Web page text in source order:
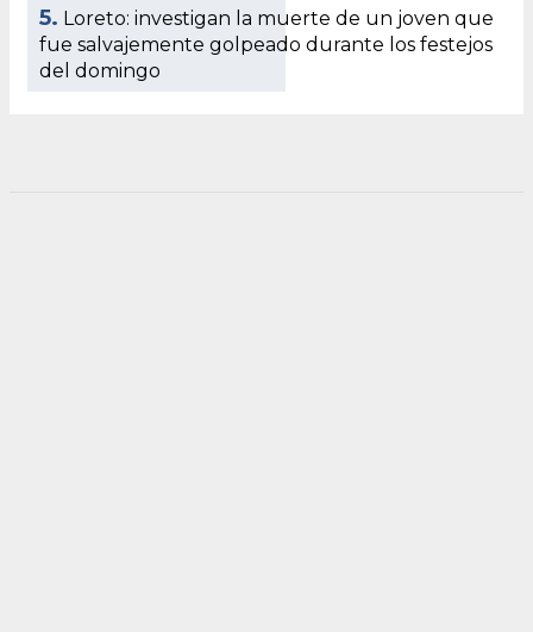
5. Loreto: investigan la muerte de un joven que
fue salvajemente golpeado durante los festejos
del domingo